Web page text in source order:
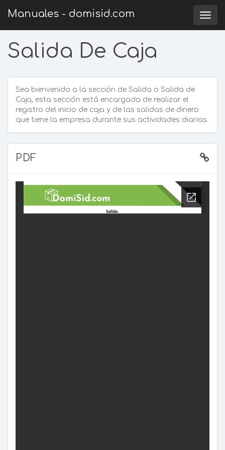
Manuales - domisid.com
Salida De Caja
Sea bienvenido a la sección de Salida o Salida de
Caja, esta sección está encargada de realizar el
registro del inicio de caja y de las salidas de dinero
que tiene la empresa durante sus actividades diarias.
PDF